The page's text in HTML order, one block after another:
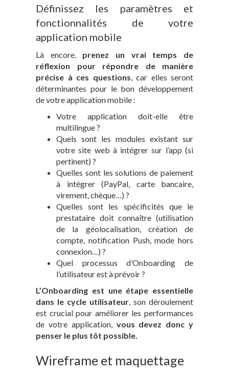
Définissez les paramètres et
fonctionnalités de votre
application mobile
Là encore, prenez un vrai temps de
réflexion pour répondre de manière
précise à ces questions , car elles seront
déterminantes pour le bon développement
de votre application mobile :
Votre application doit-elle être
multilingue ?
Quels sont les modules existant sur
votre site web à intégrer sur l’app (si
pertinent) ?
Quelles sont les solutions de paiement
à intégrer (PayPal, carte bancaire,
virement, chèque…) ?
Quelles sont les spécificités que le
prestataire doit connaître (utilisation
de la géolocalisation, création de
compte, notification Push, mode hors
connexion…) ?
Quel processus d’Onboarding de
l’utilisateur est à prévoir ?
L’Onboarding est une étape essentielle
dans le cycle utilisateur , son déroulement
est crucial pour améliorer les performances
de votre application, vous devez donc y
penser le plus tôt possible.
Wireframe et maquettage